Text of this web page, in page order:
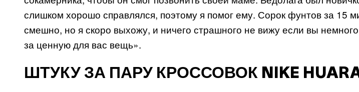
слишком хорошо справлялся, поэтому я помог ему. Сорок фунтов за 15
смешно, но я скоро выхожу, и ничего страшного не вижу если вы
за ценную для вас вещь».
ШТУКУ ЗА ПАРУ КРОССОВОК NIKE